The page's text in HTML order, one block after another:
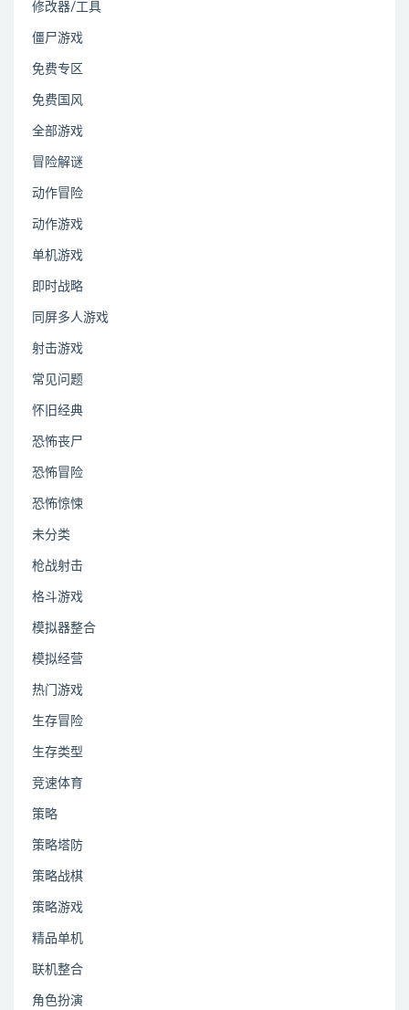
修改器/工具
僵尸游戏
免费专区
免费国风
全部游戏
冒险解谜
动作冒险
动作游戏
单机游戏
即时战略
同屏多人游戏
射击游戏
常见问题
怀旧经典
恐怖丧尸
恐怖冒险
恐怖惊悚
未分类
枪战射击
格斗游戏
模拟器整合
模拟经营
热门游戏
生存冒险
生存类型
竞速体育
策略
策略塔防
策略战棋
策略游戏
精品单机
联机整合
角色扮演